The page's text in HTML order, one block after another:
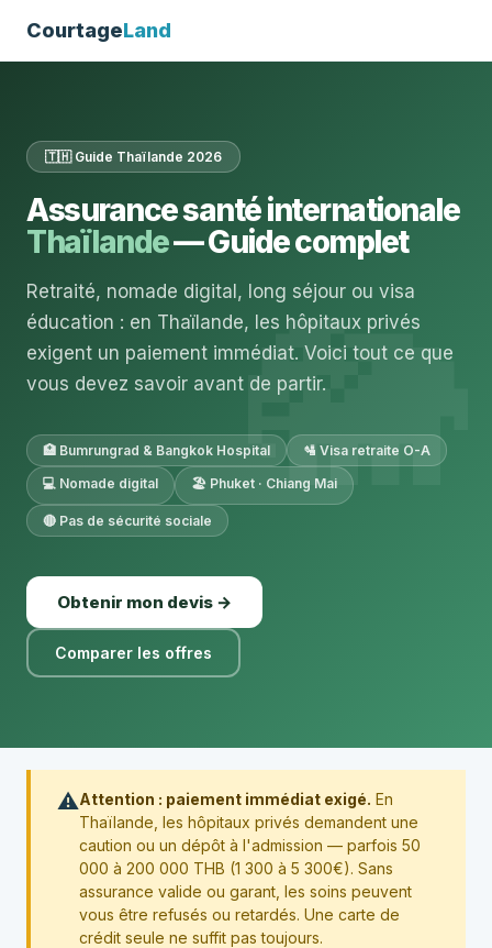
CourtageLand
🇹🇭 Guide Thaïlande 2026
Assurance santé internationale
Thaïlande— Guide complet
Retraité, nomade digital, long séjour ou visa
éducation : en Thaïlande, les hôpitaux privés
exigent un paiement immédiat. Voici tout ce que
vous devez savoir avant de partir.
🏥 Bumrungrad & Bangkok Hospital
🛂 Visa retraite O-A
💻 Nomade digital
🏖️ Phuket · Chiang Mai
🔴 Pas de sécurité sociale
Obtenir mon devis →
Comparer les offres
⚠️Attention : paiement immédiat exigé. En
Thaïlande, les hôpitaux privés demandent une
caution ou un dépôt à l'admission — parfois 50
000 à 200 000 THB (1 300 à 5 300€). Sans
assurance valide ou garant, les soins peuvent
vous être refusés ou retardés. Une carte de
crédit seule ne suffit pas toujours.